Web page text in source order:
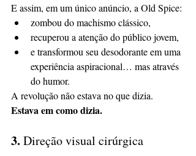
E assim, em um único anúncio, a Old Spice:
zombou do machismo clássico,
recuperou a atenção do público jovem,
e transformou seu desodorante em uma
experiência aspiracional… mas através
do humor.
A revolução não estava no que dizia.
Estava em como dizia.
3. Direção visual cirúrgica